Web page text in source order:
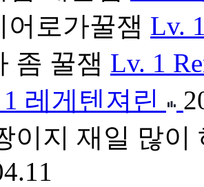
어로가꿀잼 Lv.
좀 꿀잼 Lv. 1
레게텐져린
이지 재일 많